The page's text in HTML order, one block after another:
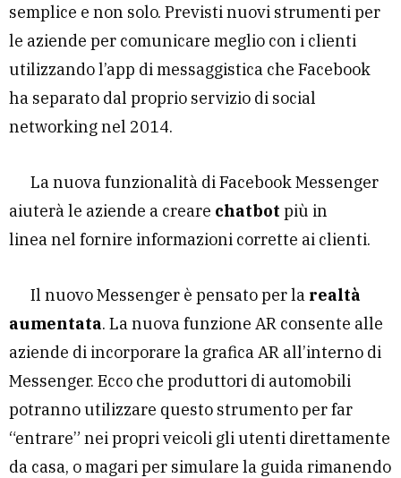
semplice e non solo. Previsti nuovi strumenti per
le aziende per comunicare meglio con i clienti
utilizzando l’app di messaggistica che Facebook
ha separato dal proprio servizio di social
networking nel 2014.
La nuova funzionalità di Facebook Messenger
aiuterà le aziende a creare chatbot più in
linea nel fornire informazioni corrette ai clienti.
Il nuovo Messenger è pensato per la realtà
aumentata. La nuova funzione AR consente alle
aziende di incorporare la grafica AR all’interno di
Messenger. Ecco che produttori di automobili
potranno utilizzare questo strumento per far
“entrare” nei propri veicoli gli utenti direttamente
da casa, o magari per simulare la guida rimanendo